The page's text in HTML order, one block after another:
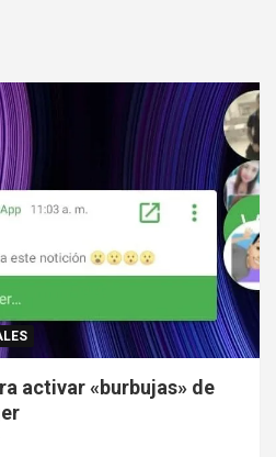
activar «burbujas» de